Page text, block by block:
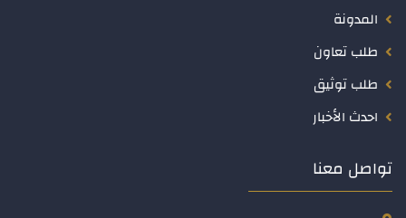
المدونة
طلب تعاون
طلب توثيق
احدث الأخبار
تواصل معنا